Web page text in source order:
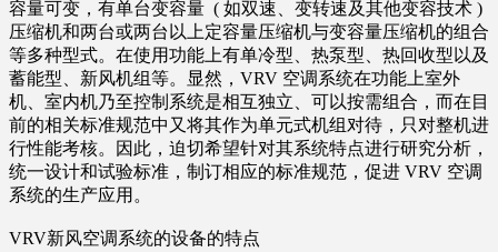
容量可变，有单台变容量 ( 如双速、变转速及其他变容技术 )
压缩机和两台或两台以上定容量压缩机与变容量压缩机的组合
等多种型式。在使用功能上有单冷型、热泵型、热回收型以及
蓄能型、新风机组等。显然，VRV 空调系统在功能上室外
机、室内机乃至控制系统是相互独立、可以按需组合，而在目
前的相关标准规范中又将其作为单元式机组对待，只对整机进
行性能考核。因此，迫切希望针对其系统特点进行研究分析，
统一设计和试验标准，制订相应的标准规范，促进 VRV 空调
系统的生产应用。
VRV新风空调系统的设备的特点